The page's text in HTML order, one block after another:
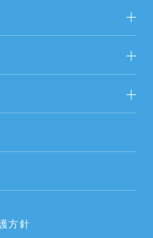
営開
基本方針
方針